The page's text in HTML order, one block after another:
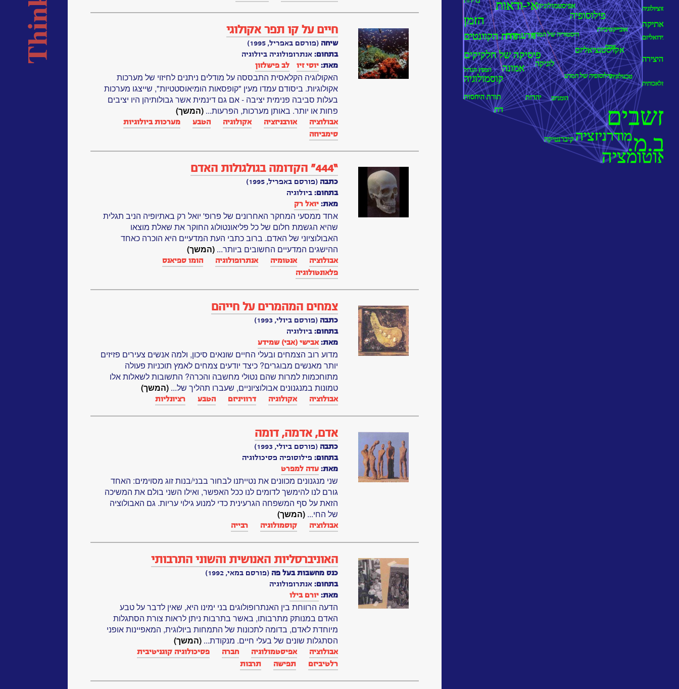
חיים על קו תפר אקולוגי
שיחה (פורסם באפריל, 1995)
בתחום: אנתרופולוגיה ביולוגיה
מאת: יוסי זיו לב פישלזון
האקולוגיה הקלאסית התבססה על מודלים ניתנים לחיזוי של מערכות
אקולוגיות. ביסודם עמדו מעין "קופסאות הומיאוסטטיות", שייצגו מערכות
בעלות סביבה פנימית יציבה - אם גם דינמית אשר גבולותיהן היו יציבים
פחות או יותר. באותן מערכות, הפרעות... (המשך)
אבולוציה אורבניזציה אקולוגיה הטבע
מערכות ביולוגיות‏
סימביוזה
“444” הקדומה בגולגולות האדם
כתבה (פורסם באפריל, 1995)
בתחום: ביולוגיה
מאת: יואל רק
אחד ממסעי המחקר האחרונים של פרופ' יואל רק באתיופיה הניב תגלית
שהיא הגשמת חלום של כל פליאונטולוג החוקר את שאלת מוצאו
האבולוציוני של האדם. ברוב כתבי העת המדעיים היא הוכרה כאחד
ההישגים המדעיים החשובים ביותר... (המשך)
אבולוציה אנטומיה אנתרופולוגיה
הומו ספיאנס
פלאונטולוגיה
צמחים המהמרים על חייהם
כתבה (פורסם ביולי, 1993)
בתחום: ביולוגיה
מאת:אבישי (אבי) שמידע
מדוע רוב הצמחים ובעלי החיים שונאים סיכון, ולמה אנשים צעירים פזיזים
יותר מאנשים מבוגרים? כיצד יודעים צמחים לאמץ תוכניות פעולה
מתוחכמות למרות שהם נטולי מחשבה והכרה? התשובות לשאלות אלו
טמונות במנגנונים אבולוציוניים, שעברו תהליך של... (המשך)
אבולוציה אקולוגיה דרוויניזם הטבע רציונליות
אדם, אדמה, דומה
כתבה (פורסם ביולי, 1993)
בתחום: פילוסופיה פסיכולוגיה
מאת: עדה למפרט
שני מנגנונים מכוונים את נטייתנו לבחור בבני/בנות זוג מסוימים: האחד
גורם לנו להימשך לדומים לנו ככל האפשר, ואילו השני בולם את המשיכה
הזאת על סף המשפחה הגרעינית כדי למנוע גילוי עריות. גם האבולוציה
של החי... (המשך)
אבולוציה קוסמולוגיה רבייה
האוניברסליות האנושית והשוני התרבותי
כנס מחשבות בעל פה (פורסם במאי, 1992)
בתחום: אנתרופולוגיה
מאת: יורם בילו
הדעה הרווחת בין האנתרופולוגים בני ימינו היא, שאין לדבר על טבע
האדם במנותק מתרבותו, באשר בתרבות ניתן לראות צורת הסתגלות
מיוחדת לאדם, בדומה לתכונות של התמחות ביולוגית, המאפיינות אופני
הסתגלות שונים של בעלי חיים. מנקודת... (המשך)
אבולוציה אפיסטמולוגיה חברה
פסיכולוגיה קוגניטיבית
רלטיביזם
תפישה תרבות